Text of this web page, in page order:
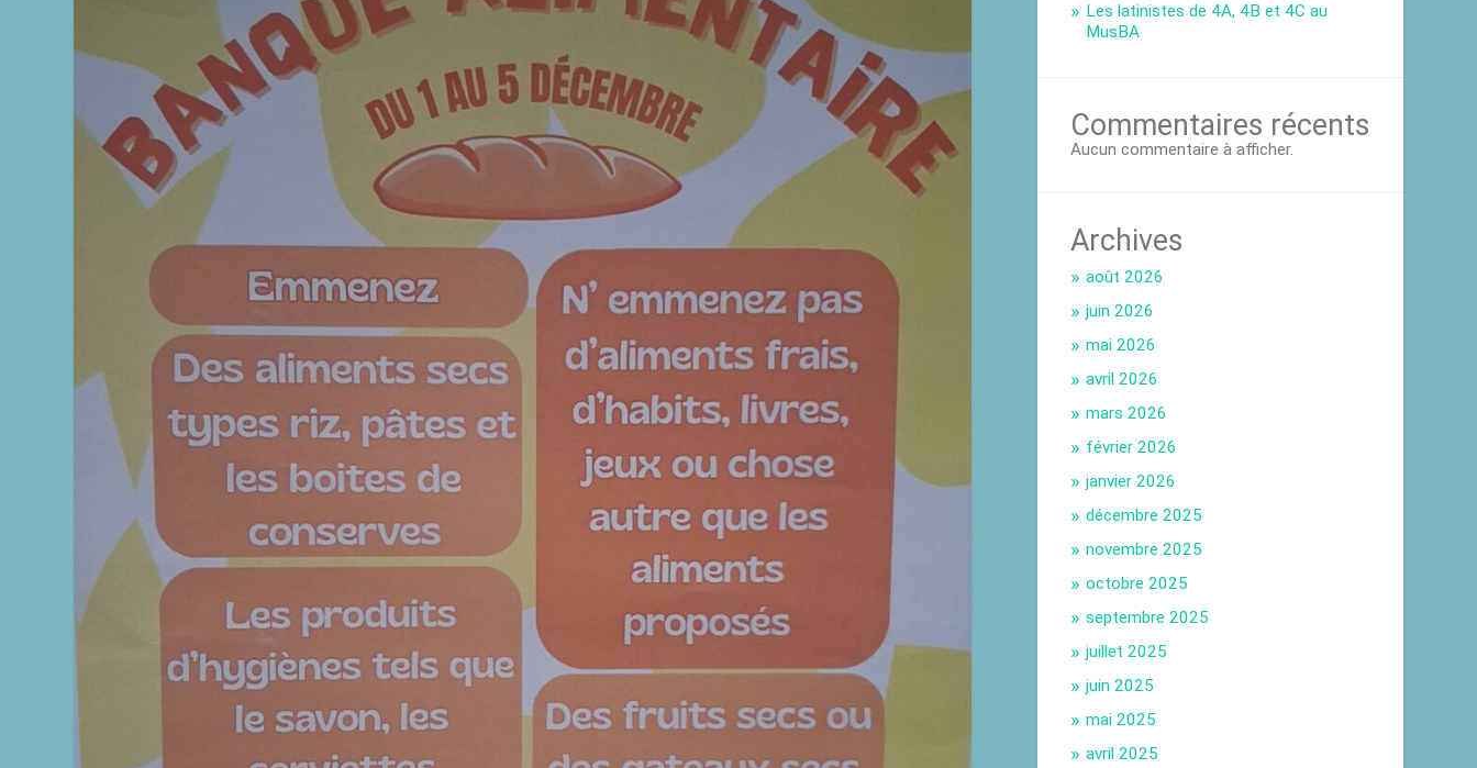
Les latinistes de 4A, 4B et 4C au
MusBA
Commentaires récents
Aucun commentaire à afficher.
Archives
août 2026
juin 2026
mai 2026
avril 2026
mars 2026
février 2026
janvier 2026
décembre 2025
novembre 2025
octobre 2025
septembre 2025
juillet 2025
juin 2025
mai 2025
avril 2025